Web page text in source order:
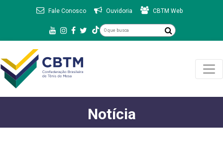
Fale Conosco Ouvidoria CBTM Web
Notícia